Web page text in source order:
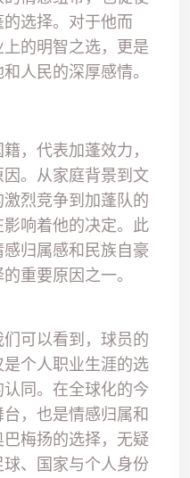
选择。对于他而
的明智之选，更是
人民的深厚感情。
，代表加蓬效力，
。从家庭背景到文
烈竞争到加蓬队的
响着他的决定。此
归属感和民族自豪
重要原因之一。
可以看到，球员的
个人职业生涯的选
同。在全球化的今
，也是情感归属和
梅扬的选择，无疑
、国家与个人身份